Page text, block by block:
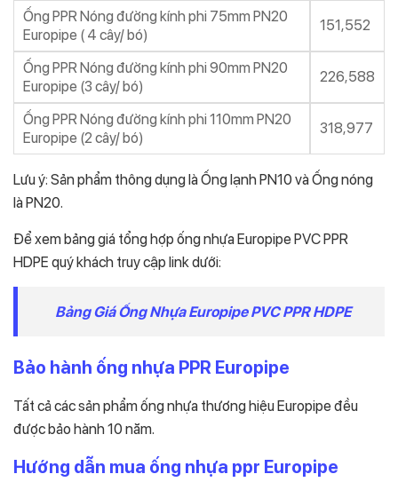
Ống PPR Nóng đường kính phi 75mm PN20
Europipe ( 4 cây/ bó)
151,552
Ống PPR Nóng đường kính phi 90mm PN20
Europipe (3 cây/ bó)
226,588
Ống PPR Nóng đường kính phi 110mm PN20
Europipe (2 cây/ bó)
318,977
Lưu ý: Sản phẩm thông dụng là Ống lạnh PN10 và Ống nóng
là PN20.
Để xem bảng giá tổng hợp ống nhựa Europipe PVC PPR
HDPE quý khách truy cập link dưới:
Bảng Giá Ống Nhựa Europipe PVC PPR HDPE
Bảo hành ống nhựa PPR Europipe
Tất cả các sản phẩm ống nhựa thương hiệu Europipe đều
được bảo hành 10 năm.
Hướng dẫn mua ống nhựa ppr Europipe